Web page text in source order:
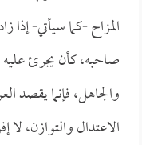
المزاح -كما سيأتي-
صاحبه، كأن يجرئ
والجاهل، فإنما
الاعتدال والتوازن،